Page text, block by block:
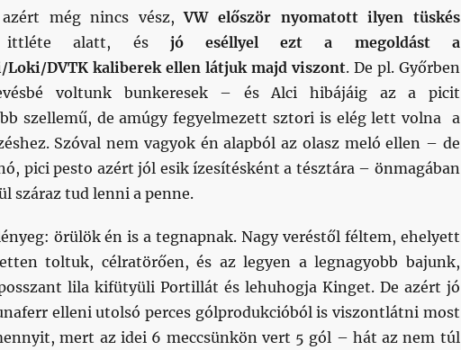
még nincs vész,VW először nyomatott ilyen tüskés
alatt, és jó eséllyel ezt a megoldást a
DVTK kaliberek ellen látjuk majd viszont. De pl. Győrben
voltunk bunkeresek – és Alci hibájáig az a picit
szellemű, de amúgy fegyelmezett sztori is elég lett volna a
Szóval nem vagyok én alapból az olasz meló ellen – de
pici pesto azért jól esik ízesítésként a tésztára – önmagában
száraz tud lenni a penne.
örülök én is a tegnapnak. Nagy veréstől féltem, ehelyett
toltuk, célratörően, és az legyen a legnagyobb bajunk,
lila kifütyüli Portillát és lehuhogja Kinget. De azért jó
elleni utolsó perces gólprodukcióból is viszontlátni most
mert az idei 6 meccsünkön vert 5 gól – hát az nem túl